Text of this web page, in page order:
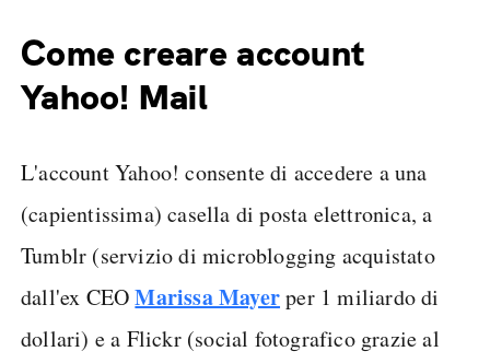
Come creare account
Yahoo! Mail
L'account Yahoo! consente di accedere a una
(capientissima) casella di posta elettronica, a
Tumblr (servizio di microblogging acquistato
dall'ex CEOMarissa Mayerper 1 miliardo di
dollari) e a Flickr (social fotografico grazie al